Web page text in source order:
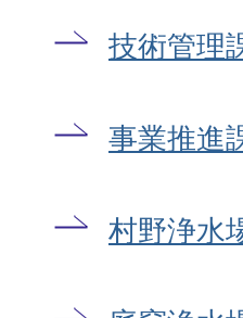
技術管理
事業推進
村野浄水